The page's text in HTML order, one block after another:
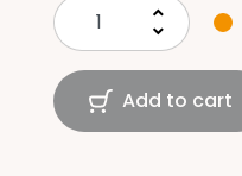
keyboard_arrow_up
keyboard_arrow_down
Add to cart